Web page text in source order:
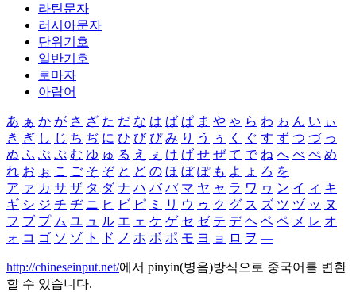
라틴문자
러시아문자
단위기호
일반기호
로마자
아랍어
あ ぁ か が さ ざ た だ な は ば ぱ ま や ゃ ら わ ゎ ん い ぃ
き ぎ し じ ち ぢ に ひ び ぴ み り う ぅ く ぐ す ず つ づ っ
ぬ ふ ぶ ぷ む ゆ ゅ る え ぇ け げ せ ぜ て で ね へ べ ぺ め
れ お ぉ こ ご そ ぞ と ど の ほ ぼ ぽ も よ ょ ろ を
ア ァ カ サ ザ タ ダ ナ ハ バ パ マ ヤ ャ ラ ワ ヮ ン イ ィ キ
ギ シ ジ チ ヂ ニ ヒ ビ ピ ミ リ ウ ゥ ク グ ス ズ ツ ヅ ッ ヌ
フ ブ プ ム ユ ュ ル エ ェ ケ ゲ セ ゼ テ デ ヘ ベ ペ メ レ オ
ォ コ ゴ ソ ゾ ト ド ノ ホ ボ ポ モ ヨ ョ ロ ヲ ―
http://chineseinput.net/에서 pinyin(병음)방식으로 중국어를 변환
할 수 있습니다.